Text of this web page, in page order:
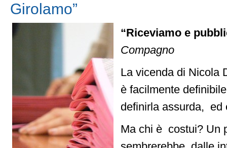
Girolamo”
“Riceviamo e
Compagno
La vicenda di Nicola
è facilmente
definirla assurda, ed
Ma chi è costui? Un